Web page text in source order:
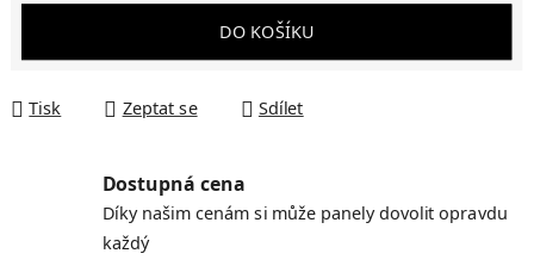
DO KOŠÍKU
Tisk Zeptat se Sdílet
Dostupná cena
Díky našim cenám si může panely dovolit opravdu
každý